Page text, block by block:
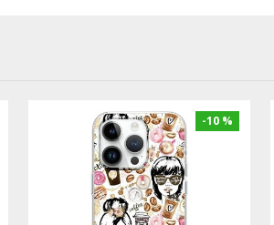
-10 %